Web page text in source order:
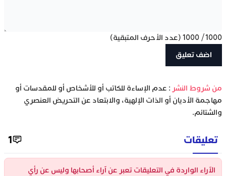
1000
/
1000 (عدد الأحرف المتبقية)
‫من شروط النشر : عدم الإساءة للكاتب أو للأشخاص أو للمقدسات أو
مهاجمة الأديان أو الذات الإلهية، والابتعاد عن التحريض العنصري
والشتائم.
تعليقات 1
الآراء الواردة في التعليقات تعبر عن آراء أصحابها وليس عن رأي